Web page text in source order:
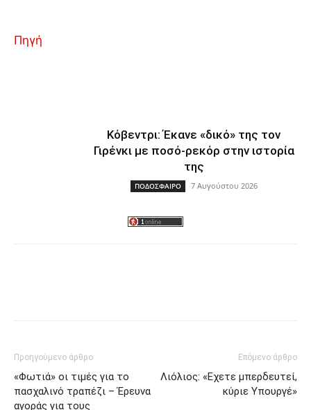
Πηγή
Κόβεντρι: Έκανε «δικό» της τον
Γιρένκι με ποσό-ρεκόρ στην ιστορία
της
ΠΟΔΟΣΦΑΙΡΟ 7 Αυγούστου 2026
Προηγούμενο άρθρο
«Φωτιά» οι τιμές για το
πασχαλινό τραπέζι – Έρευνα
αγοράς για τους
Επόμενο άρθρο
Λιόλιος: «Εχετε μπερδευτεί,
κύριε Υπουργέ»